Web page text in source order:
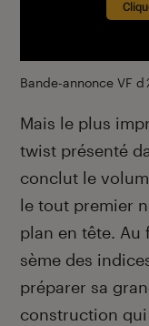
Bande-annonce VF d
Mais le plus
twist présenté
conclut le
le tout premier
plan en tête. Au
sème des
préparer sa
construction qui